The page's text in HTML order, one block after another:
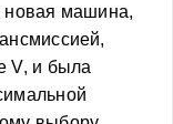
новая машина,
V, и была